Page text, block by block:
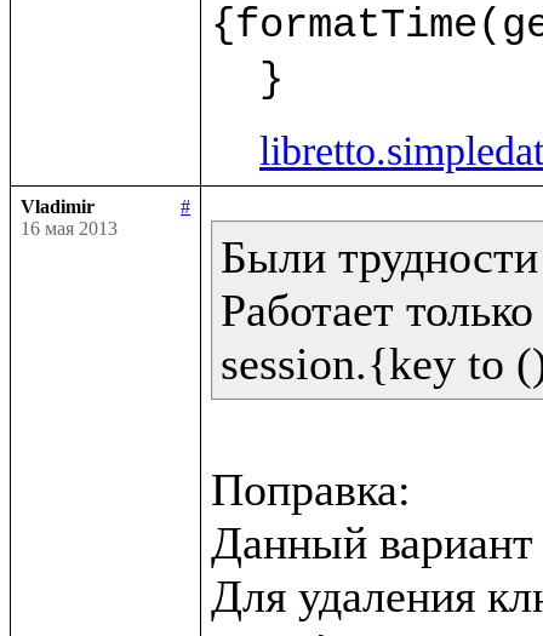
  }
Vladimir
#
16 мая 2013
Были
Работает
Поправка:
Данный вариант